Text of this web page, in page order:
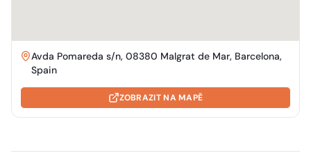
Avda Pomareda s/n, 08380 Malgrat de Mar, Barcelona,
Spain
ZOBRAZIT NA MAPĚ